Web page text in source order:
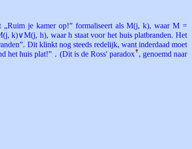
„Ruim je kamer op!” formaliseert als M(j, k), waar M =
h), waar h staat voor het huis platbranden. Het
Dit klinkt nog steeds redelijk, want inderdaad moet
het huis plat!”．(Dit is de Ross' paradoxꜛ , genoemd naar